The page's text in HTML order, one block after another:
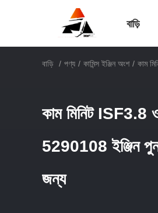
বাড়ি
বাড়ি / পণ্য / কামিন্স ইঞ্জিন অংশ / কাম
কাম মিনিট ISF3.8
5290108 ইঞ্জিন
জন্য